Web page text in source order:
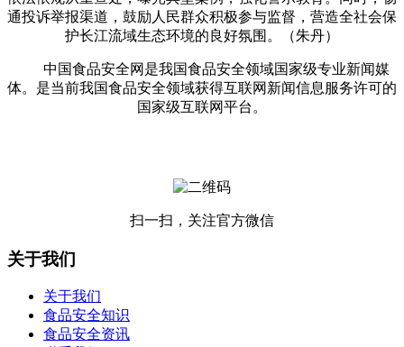
通投诉举报渠道，鼓励人民群众积极参与监督，营造全社会保
护长江流域生态环境的良好氛围。（朱丹）
中国食品安全网是我国食品安全领域国家级专业新闻媒
体。是当前我国食品安全领域获得互联网新闻信息服务许可的
国家级互联网平台。
扫一扫，关注官方微信
关于我们
关于我们
食品安全知识
食品安全资讯